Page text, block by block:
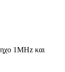
1MHz και